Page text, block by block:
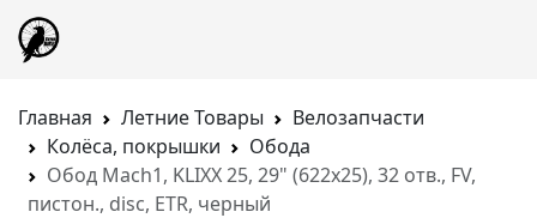
Главная Летние Товары
Велозапчасти
Колёса, покрышки
Обода
Обод Mach1, KLIXX 25, 29" (622x25), 32 отв., FV,
пистон., disc, ETR, черный